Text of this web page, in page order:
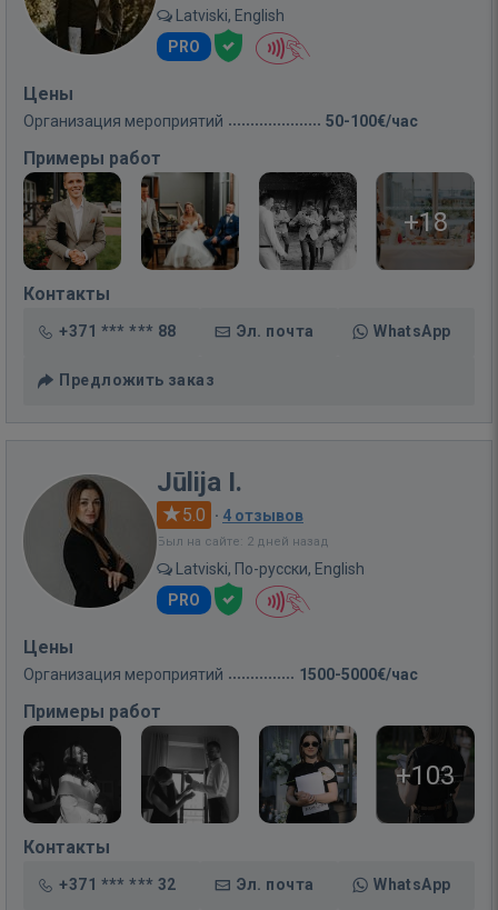
Latviski, English
PRO
Цены
Организация мероприятий 50-100€/час
Примеры работ
+18
Контакты
+371 *** *** 88 Эл. почта WhatsApp
Предложить заказ
Jūlija I.
5.0 · 4 отзывов
Был на сайте: 2 дней назад
Latviski, По-русски, English
PRO
Цены
Организация мероприятий 1500-5000€/час
Примеры работ
+103
Контакты
+371 *** *** 32 Эл. почта WhatsApp